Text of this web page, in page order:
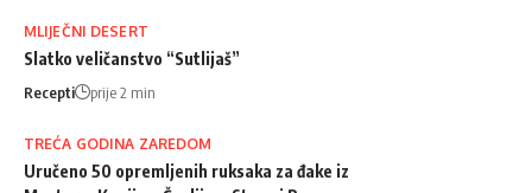
MLIJEČNI DESERT
Slatko veličanstvo “Sutlijaš”
Recepti prije 2 min
TREĆA GODINA ZAREDOM
Uručeno 50 opremljenih ruksaka za đake iz